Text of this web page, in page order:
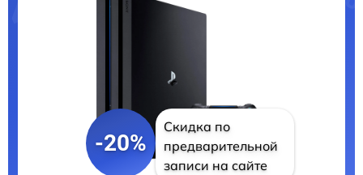
-20%
Скидка по
предварительной
записи на сайте